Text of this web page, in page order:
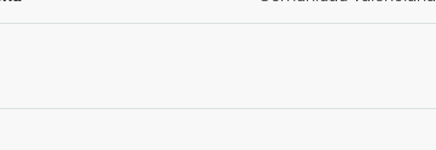
cualquier eventual compraventa y sus